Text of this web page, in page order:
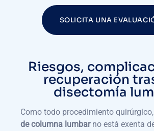
SOLICITA UNA
Riesgos,
recuperación
disectomía
Como todo procedimiento
de columna lumbarno está exenta